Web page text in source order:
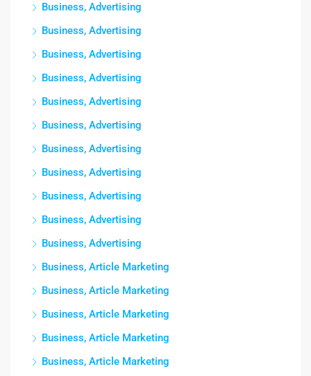
Business, Advertising
Business, Advertising
Business, Advertising
Business, Advertising
Business, Advertising
Business, Advertising
Business, Advertising
Business, Advertising
Business, Advertising
Business, Advertising
Business, Advertising
Business, Article Marketing
Business, Article Marketing
Business, Article Marketing
Business, Article Marketing
Business, Article Marketing